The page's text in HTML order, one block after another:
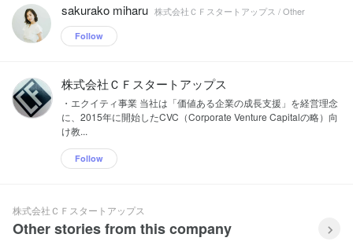
sakurako miharu 株式会社ＣＦスタートアップス / Other
Follow
株式会社ＣＦスタートアップス
・エクイティ事業 当社は「価値ある企業の成長支援」を経営理念
に、2015年に開始したCVC（Corporate Venture Capitalの略）向
け教...
Follow
株式会社ＣＦスタートアップス
Other stories from this company